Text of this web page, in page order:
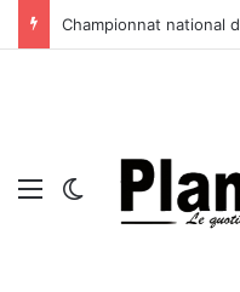
Menu Switch skin